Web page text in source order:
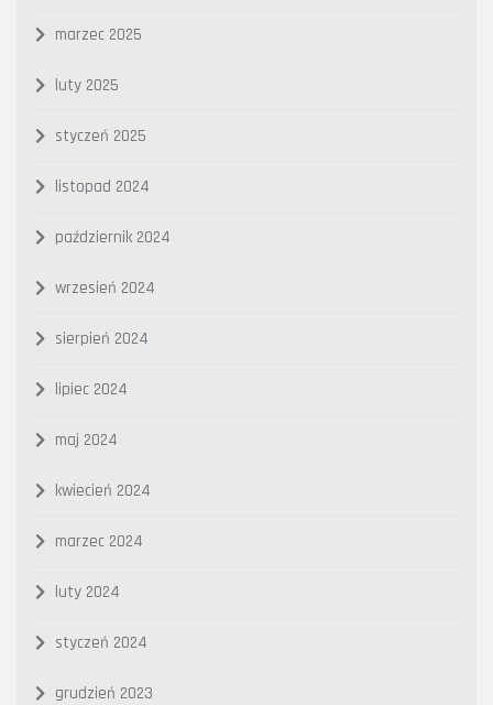
marzec 2025
luty 2025
styczeń 2025
listopad 2024
październik 2024
wrzesień 2024
sierpień 2024
lipiec 2024
maj 2024
kwiecień 2024
marzec 2024
luty 2024
styczeń 2024
grudzień 2023